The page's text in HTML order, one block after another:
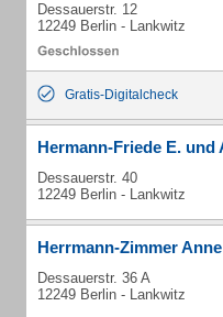
Dessauerstr. 12
12249 Berlin - Lankwitz
Gratis-Digitalcheck
Hermann-Friede E. und
Dessauerstr. 40
12249 Berlin - Lankwitz
Herrmann-Zimmer
Dessauerstr. 36 A
12249 Berlin - Lankwitz